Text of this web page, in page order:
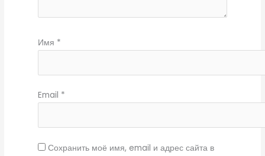
Имя *
Email *
Сохранить моё имя, email и адрес сайта в